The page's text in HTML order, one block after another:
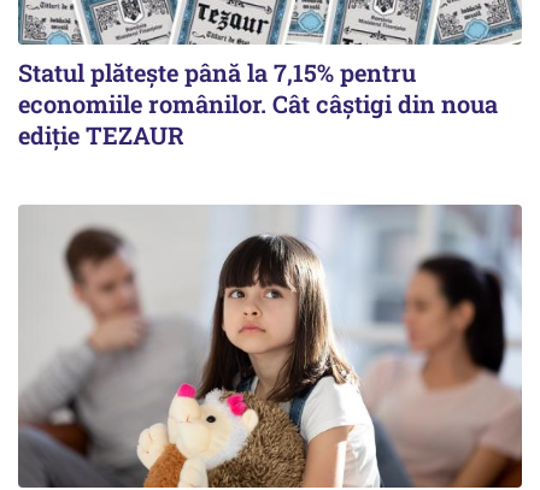
Statul plătește până la 7,15% pentru
economiile românilor. Cât câștigi din noua
ediție TEZAUR